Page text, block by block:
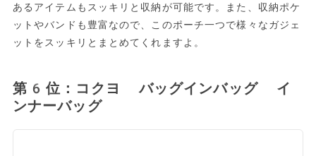
あるアイテムもスッキリと収納が可能です。また、収納ポケ
ットやバンドも豊富なので、このポーチ一つで様々なガジェ
ットをスッキリとまとめてくれますよ。
第6位：コクヨ バッグインバッグ イ
ンナーバッグ